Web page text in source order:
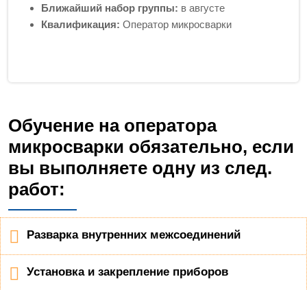
Ближайший набор группы: в августе
Квалификация: Оператор микросварки
Обучение на оператора
микросварки обязательно, если
вы выполняете одну из след.
работ:
Разварка внутренних межсоединений
Установка и закрепление приборов